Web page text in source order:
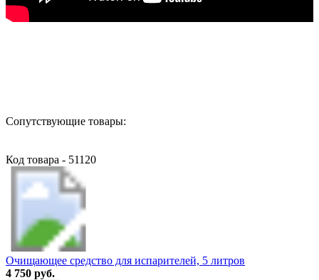
Сопутствующие товары:
Код товара - 51120
Очищающее средство для испарителей, 5 литров
4 750 руб.